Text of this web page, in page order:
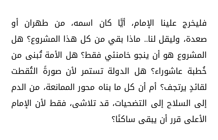
فليخرج علينا الإمام، أيًّا كان اسمه، من طهران أو
صعدة، وليقل لنا.. ماذا بقي من كل هذا المشروع؟ هل
المشروع هو أن ينجو خامنئي فقط؟ هل الأمة تُبنى من
خُطبة عاشوراء؟ هل الدولة تستمر لأن صورةً التُقطت
لقائدٍ يرتجف؟ أم أن كل ما بناه محور الممانعة، من الدم
إلى السلاح إلى التضحيات، قد تلاشى، فقط لأن الإمام
الأعلى قرر أن يبقى ساكنًا؟